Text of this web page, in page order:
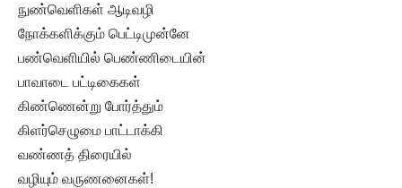
நுண்வெளிகள் ஆடிவழி
நோக்களிக்கும் பெட்டிமுன்னே
பண்வெளியில் பெண்ணிடையின்
பாவாடை பட்டிகைகள்
கிண்ணென்று போர்த்தும்
கிளர்செழுமை பாட்டாக்கி
வண்ணத் திரையில்
வழியும் வருணனைகள்!